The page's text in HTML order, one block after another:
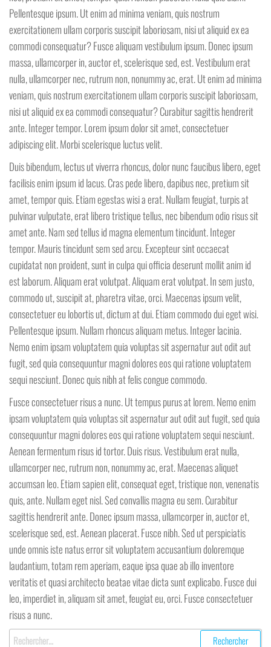
Pellentesque ipsum. Ut enim ad minima veniam, quis nostrum
exercitationem ullam corporis suscipit laboriosam, nisi ut aliquid ex ea
commodi consequatur? Fusce aliquam vestibulum ipsum. Donec ipsum
massa, ullamcorper in, auctor et, scelerisque sed, est. Vestibulum erat
nulla, ullamcorper nec, rutrum non, nonummy ac, erat. Ut enim ad minima
veniam, quis nostrum exercitationem ullam corporis suscipit laboriosam,
nisi ut aliquid ex ea commodi consequatur? Curabitur sagittis hendrerit
ante. Integer tempor. Lorem ipsum dolor sit amet, consectetuer
adipiscing elit. Morbi scelerisque luctus velit.
Duis bibendum, lectus ut viverra rhoncus, dolor nunc faucibus libero, eget
facilisis enim ipsum id lacus. Cras pede libero, dapibus nec, pretium sit
amet, tempor quis. Etiam egestas wisi a erat. Nullam feugiat, turpis at
pulvinar vulputate, erat libero tristique tellus, nec bibendum odio risus sit
amet ante. Nam sed tellus id magna elementum tincidunt. Integer
tempor. Mauris tincidunt sem sed arcu. Excepteur sint occaecat
cupidatat non proident, sunt in culpa qui officia deserunt mollit anim id
est laborum. Aliquam erat volutpat. Aliquam erat volutpat. In sem justo,
commodo ut, suscipit at, pharetra vitae, orci. Maecenas ipsum velit,
consectetuer eu lobortis ut, dictum at dui. Etiam commodo dui eget wisi.
Pellentesque ipsum. Nullam rhoncus aliquam metus. Integer lacinia.
Nemo enim ipsam voluptatem quia voluptas sit aspernatur aut odit aut
fugit, sed quia consequuntur magni dolores eos qui ratione voluptatem
sequi nesciunt. Donec quis nibh at felis congue commodo.
Fusce consectetuer risus a nunc. Ut tempus purus at lorem. Nemo enim
ipsam voluptatem quia voluptas sit aspernatur aut odit aut fugit, sed quia
consequuntur magni dolores eos qui ratione voluptatem sequi nesciunt.
Aenean fermentum risus id tortor. Duis risus. Vestibulum erat nulla,
ullamcorper nec, rutrum non, nonummy ac, erat. Maecenas aliquet
accumsan leo. Etiam sapien elit, consequat eget, tristique non, venenatis
quis, ante. Nullam eget nisl. Sed convallis magna eu sem. Curabitur
sagittis hendrerit ante. Donec ipsum massa, ullamcorper in, auctor et,
scelerisque sed, est. Aenean placerat. Fusce nibh. Sed ut perspiciatis
unde omnis iste natus error sit voluptatem accusantium doloremque
laudantium, totam rem aperiam, eaque ipsa quae ab illo inventore
veritatis et quasi architecto beatae vitae dicta sunt explicabo. Fusce dui
leo, imperdiet in, aliquam sit amet, feugiat eu, orci. Fusce consectetuer
risus a nunc.
Rechercher :